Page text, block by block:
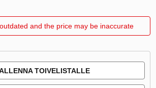
and the price may be inaccurate
TOIVELISTALLE